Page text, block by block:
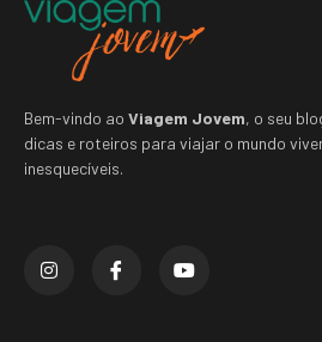
Bem-vindo ao Viagem Jovem, o seu
dicas e roteiros para viajar o mundo
inesquecíveis.